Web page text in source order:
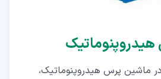
ماشین پرس هیدروپنوماتیک،